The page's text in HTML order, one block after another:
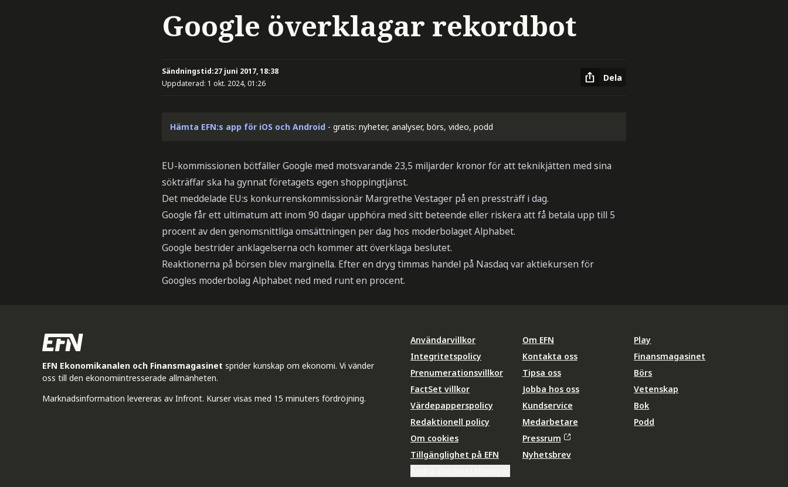
Google överklagar rekordbot
Sändningstid:27 juni 2017, 18:38
Uppdaterad: 1 okt. 2024, 01:26
Dela
Hämta EFN:s app för iOS och Android - gratis: nyheter, analyser, börs, video, podd
EU-kommissionen bötfäller Google med motsvarande 23,5 miljarder kronor för att teknikjätten med sina
sökträffar ska ha gynnat företagets egen shoppingtjänst.
Det meddelade EU:s konkurrenskommissionär Margrethe Vestager på en pressträff i dag.
Google får ett ultimatum att inom 90 dagar upphöra med sitt beteende eller riskera att få betala upp till 5
procent av den genomsnittliga omsättningen per dag hos moderbolaget Alphabet.
Google bestrider anklagelserna och kommer att överklaga beslutet.
Reaktionerna på börsen blev marginella. Efter en dryg timmas handel på Nasdaq var aktiekursen för
Googles moderbolag Alphabet ned med runt en procent.
EFN Ekonomikanalen och Finansmagasinet sprider kunskap om ekonomi. Vi vänder
oss till den ekonomiintresserade allmänheten.
Marknadsinformation levereras av Infront. Kurser visas med 15 minuters fördröjning.
Användarvillkor
Integritetspolicy
Prenumerationsvillkor
FactSet villkor
Värdepapperspolicy
Redaktionell policy
Om cookies
Tillgänglighet på EFN
Om EFN
Kontakta oss
Tipsa oss
Jobba hos oss
Kundservice
Medarbetare
Pressrum
Nyhetsbrev
Play
Finansmagasinet
Börs
Vetenskap
Bok
Podd